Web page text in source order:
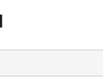
年以降